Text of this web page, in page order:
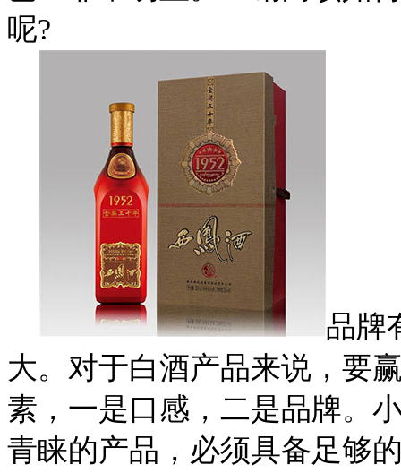
呢?
品牌
大。对于白酒产品来说，要
素，一是口感，二是品牌。
青睐的产品，必须具备足够